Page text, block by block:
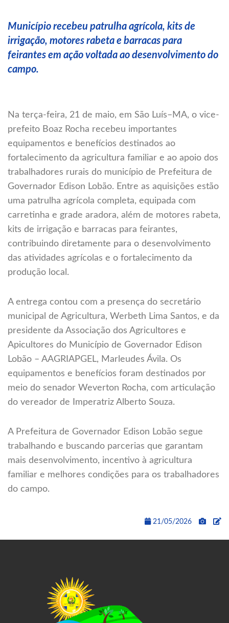
Município recebeu patrulha agrícola, kits de
irrigação, motores rabeta e barracas para
feirantes em ação voltada ao desenvolvimento do
campo.
Na terça-feira, 21 de maio, em São Luís–MA, o vice-
prefeito Boaz Rocha recebeu importantes
equipamentos e benefícios destinados ao
fortalecimento da agricultura familiar e ao apoio dos
trabalhadores rurais do município de Prefeitura de
Governador Edison Lobão. Entre as aquisições estão
uma patrulha agrícola completa, equipada com
carretinha e grade aradora, além de motores rabeta,
kits de irrigação e barracas para feirantes,
contribuindo diretamente para o desenvolvimento
das atividades agrícolas e o fortalecimento da
produção local.
A entrega contou com a presença do secretário
municipal de Agricultura, Werbeth Lima Santos, e da
presidente da Associação dos Agricultores e
Apicultores do Município de Governador Edison
Lobão – AAGRIAPGEL, Marleudes Ávila. Os
equipamentos e benefícios foram destinados por
meio do senador Weverton Rocha, com articulação
do vereador de Imperatriz Alberto Souza.
A Prefeitura de Governador Edison Lobão segue
trabalhando e buscando parcerias que garantam
mais desenvolvimento, incentivo à agricultura
familiar e melhores condições para os trabalhadores
do campo.
21/05/2026